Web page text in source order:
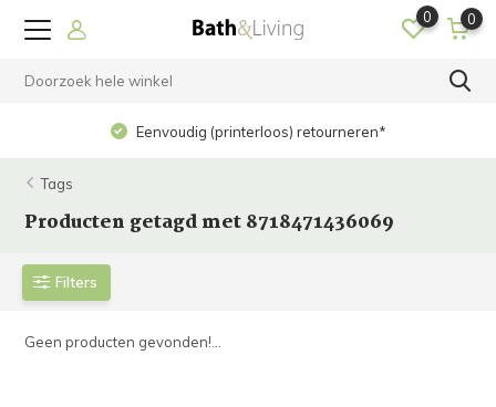
0 0
Eenvoudig (printerloos) retourneren*
Tags
Producten getagd met 8718471436069
Filters
Geen producten gevonden!...